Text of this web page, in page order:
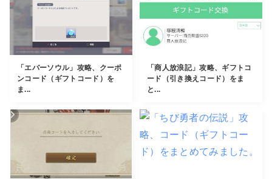
「エバーソウル」攻略、クーポ
ンコード（ギフトコード）を
ま...
「商人放浪記」攻略、ギフトコ
ード（引き換えコード）をま
と...